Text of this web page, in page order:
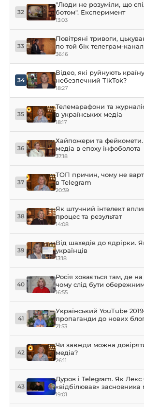
32
"Люди не розуміли, що
ботом". Експеримент
13:03
33
Повітряні тривоги,
по той бік телеграм-
36:16
34
Відео, які руйнують
небезпечний TikTok?
18:27
35
Телемарафони та
в українських медіа
18:17
36
Хайпожери та фейкомети.
медіа в епоху інфоболота
37:18
37
ТОП причин, чому не
в Telegram
20:39
38
Як штучний інтелект
процес та результат
14:08
39
Від шахедів до ядрірки.
українців
13:18
40
Росія ховається там, де
чому слід бути
16:55
41
Український YouTube
пропаганди до нових
21:53
42
Чи завжди можна
медіа?
26:11
43
Дуров і Telegram. Як
«відбілював»
19:01